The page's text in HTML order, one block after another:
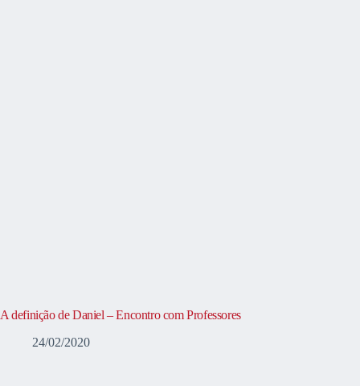
A definição de Daniel – Encontro com Professores
24/02/2020